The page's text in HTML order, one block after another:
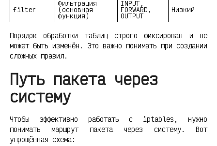
filter
Фильтрация
(основная
функция)
INPUT,
FORWARD,
OUTPUT
Низкий
Порядок обработки таблиц строго фиксирован и не
может быть изменён. Это важно понимать при создании
сложных правил.
Путь пакета через
систему
Чтобы эффективно работать с iptables, нужно
понимать маршрут пакета через систему. Вот
упрощённая схема: